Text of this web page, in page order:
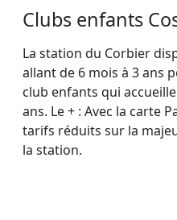
Clubs enfants
La station du Corbier
allant de 6 mois à 3 ans
club enfants qui
ans. Le + : Avec la carte
tarifs réduits sur la
la station.